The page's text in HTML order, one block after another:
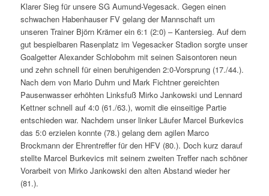
Klarer Sieg für unsere SG Aumund-Vegesack. Gegen einen
schwachen Habenhauser FV gelang der Mannschaft um
unseren Trainer Björn Krämer ein 6:1 (2:0) – Kantersieg. Auf dem
gut bespielbaren Rasenplatz im Vegesacker Stadion sorgte unser
Goalgetter Alexander Schlobohm mit seinen Saisontoren neun
und zehn schnell für einen beruhigenden 2:0-Vorsprung (17./44.).
Nach dem von Mario Duhm und Mark Fichtner gereichten
Pausenwasser erhöhten Linksfuß Mirko Jankowski und Lennard
Kettner schnell auf 4:0 (61./63.), womit die einseitige Partie
entschieden war. Nachdem unser linker Läufer Marcel Burkevics
das 5:0 erzielen konnte (78.) gelang dem agilen Marco
Brockmann der Ehrentreffer für den HFV (80.). Doch kurz darauf
stellte Marcel Burkevics mit seinem zweiten Treffer nach schöner
Vorarbeit von Mirko Jankowski den alten Abstand wieder her
(81.).